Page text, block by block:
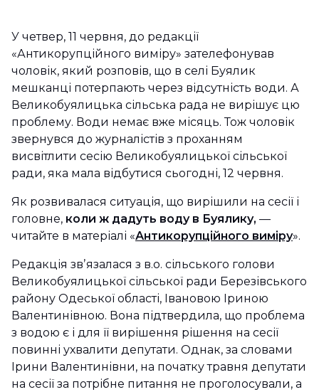
У четвер, 11 червня, до редакції
«Антикорупційного виміру» зателефонував
чоловік, який розповів, що в селі Буялик
мешканці потерпають через відсутність води. А
Великобуялицька сільська рада не вирішує цю
проблему. Води немає вже місяць. Тож чоловік
звернувся до журналістів з проханням
висвітлити сесію Великобуялицької сільської
ради, яка мала відбутися сьогодні, 12 червня.
Як розвивалася ситуація, що вирішили на сесії і
головне, коли ж дадуть воду в Буялику, —
читайте в матеріалі «Антикорупційного виміру».
Редакція звʼязалася з в.о. сільського голови
Великобуялицької сільської ради Березівського
району Одеської області, Івановою Іриною
Валентинівною. Вона підтвердила, що проблема
з водою є і для її вирішення рішення на сесії
повинні ухвалити депутати. Однак, за словами
Ірини Валентинівни, на початку травня депутати
на сесії за потрібне питання не проголосували, а